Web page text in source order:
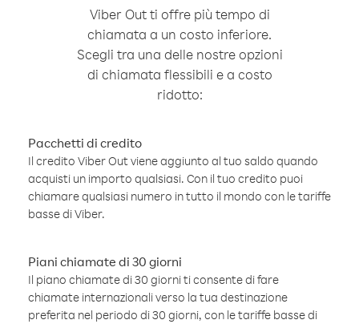
Viber Out ti offre più tempo di
chiamata a un costo inferiore.
Scegli tra una delle nostre opzioni
di chiamata flessibili e a costo
ridotto:
Pacchetti di credito
Il credito Viber Out viene aggiunto al tuo saldo quando
acquisti un importo qualsiasi. Con il tuo credito puoi
chiamare qualsiasi numero in tutto il mondo con le tariffe
basse di Viber.
Piani chiamate di 30 giorni
Il piano chiamate di 30 giorni ti consente di fare
chiamate internazionali verso la tua destinazione
preferita nel periodo di 30 giorni, con le tariffe basse di